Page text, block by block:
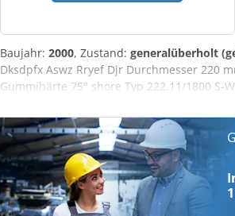
Baujahr: 2000, Zustand: generalüberholt
Dksdpfx Aswz Rryef Djr Durchmesser 220
Gummihärte 75° shore Typ 222.11/1800